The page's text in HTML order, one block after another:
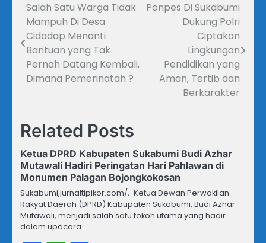
Navigasi
pos
Salah Satu Warga Tidak
Mampuh Di Desa
Cidadap Menanti
Bantuan yang Tak
Pernah Datang Kembali,
Dimana Pemerinatah ?
Ponpes Di Sukabumi
Dukung Polri
Ciptakan
Lingkungan
Pendidikan yang
Aman, Tertib dan
Berkarakter
Related Posts
Ketua DPRD Kabupaten Sukabumi Budi Azhar
Mutawali Hadiri Peringatan Hari Pahlawan di
Monumen Palagan Bojongkokosan
Sukabumi,jurnaltipikor.com/,-Ketua Dewan Perwakilan
Rakyat Daerah (DPRD) Kabupaten Sukabumi, Budi Azhar
Mutawali, menjadi salah satu tokoh utama yang hadir
dalam upacara…